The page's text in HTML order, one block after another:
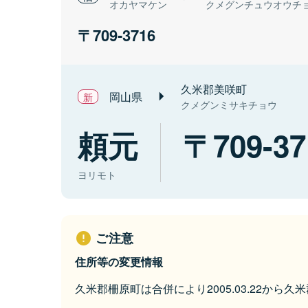
オカヤマケン クメグンチュウオウチ
709-3716
岡山県 久米郡美咲町
クメグンミサキチョウ
頼元
ヨリモト
709-
ご注意
住所等の変更情報
久米郡柵原町は合併により2005.03.22から久